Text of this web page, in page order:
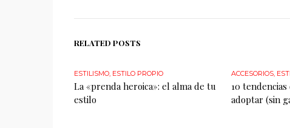
RELATED POSTS
ESTILISMO, ESTILO PROPIO
La «prenda heroica»: el alma de tu
estilo
ACCESORIOS,
10 tendencias
adoptar (sin